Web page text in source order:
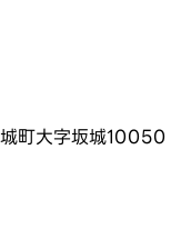
町大字坂城10050